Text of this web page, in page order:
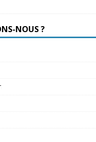
NOUS ?